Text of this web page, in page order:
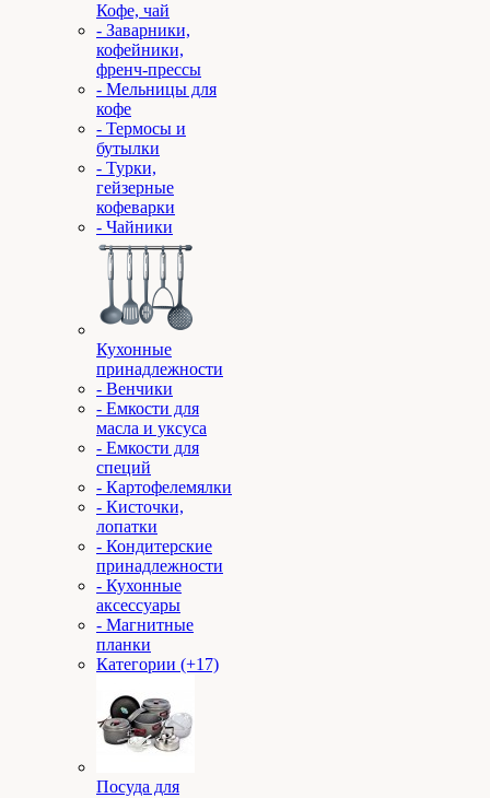
Кофе, чай
- Заварники,
кофейники,
френч-прессы
- Мельницы для
кофе
- Термосы и
бутылки
- Турки,
гейзерные
кофеварки
- Чайники
Кухонные
принадлежности
- Венчики
- Емкости для
масла и уксуса
- Емкости для
специй
- Картофелемялки
- Кисточки,
лопатки
- Кондитерские
принадлежности
- Кухонные
аксессуары
- Магнитные
планки
Категории (+17)
Посуда для